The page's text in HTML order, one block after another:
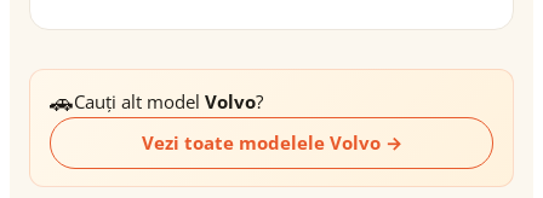
🚗Cauți alt model Volvo?
Vezi toate modelele Volvo →